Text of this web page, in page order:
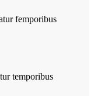
femporibus
temporibus